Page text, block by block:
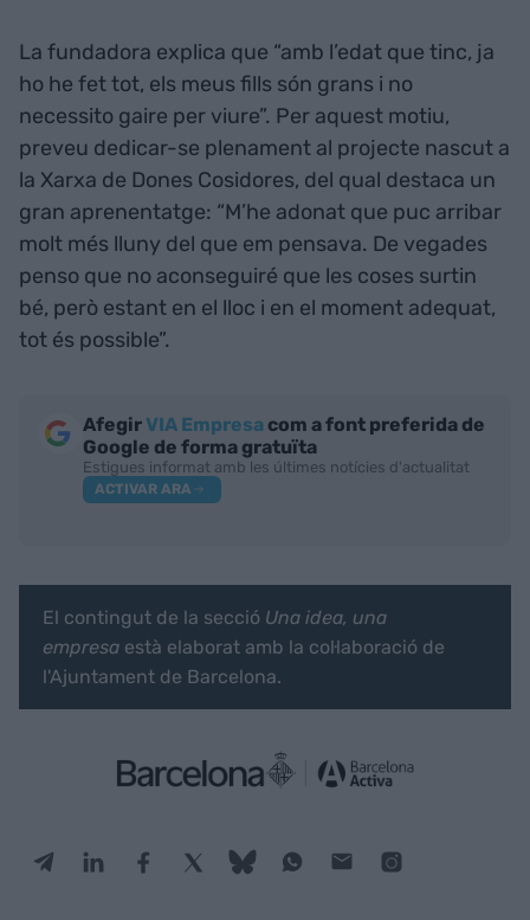
La fundadora explica que “amb l’edat que tinc, ja
ho he fet tot, els meus fills són grans i no
necessito gaire per viure”. Per aquest motiu,
preveu dedicar-se plenament al projecte nascut a
la Xarxa de Dones Cosidores, del qual destaca un
gran aprenentatge: “M’he adonat que puc arribar
molt més lluny del que em pensava. De vegades
penso que no aconseguiré que les coses surtin
bé, però estant en el lloc i en el moment adequat,
tot és possible”.
AfegirVIA Empresa com a font preferida de
Google de forma gratuïta
Estigues informat amb les últimes notícies d'actualitat
ACTIVAR ARA
El contingut de la secció Una idea, una
empresa està elaborat amb la col·laboració de
l'Ajuntament de Barcelona.